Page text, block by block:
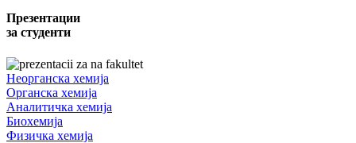
Презентации
за студенти
Неорганска хемија
Органска хемија
Аналитичка хемија
Биохемија
Физичка хемија